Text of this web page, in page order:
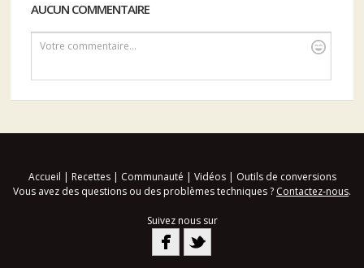
AUCUN COMMENTAIRE
Votre commentaire...
Accueil | Recettes| Communauté | Vidéos| Outils de conversions
Vous avez des questions ou des problèmes techniques ? Contactez-nous.
Suivez nous sur